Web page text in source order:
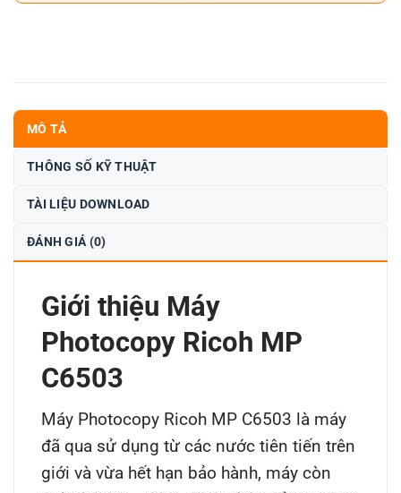
MÔ TẢ
THÔNG SỐ KỸ THUẬT
TÀI LIỆU DOWNLOAD
ĐÁNH GIÁ (0)
Giới thiệu Máy
Photocopy Ricoh MP
C6503
Máy Photocopy Ricoh MP C6503 là máy
đã qua sử dụng từ các nước tiên tiến trên
giới và vừa hết hạn bảo hành, máy còn